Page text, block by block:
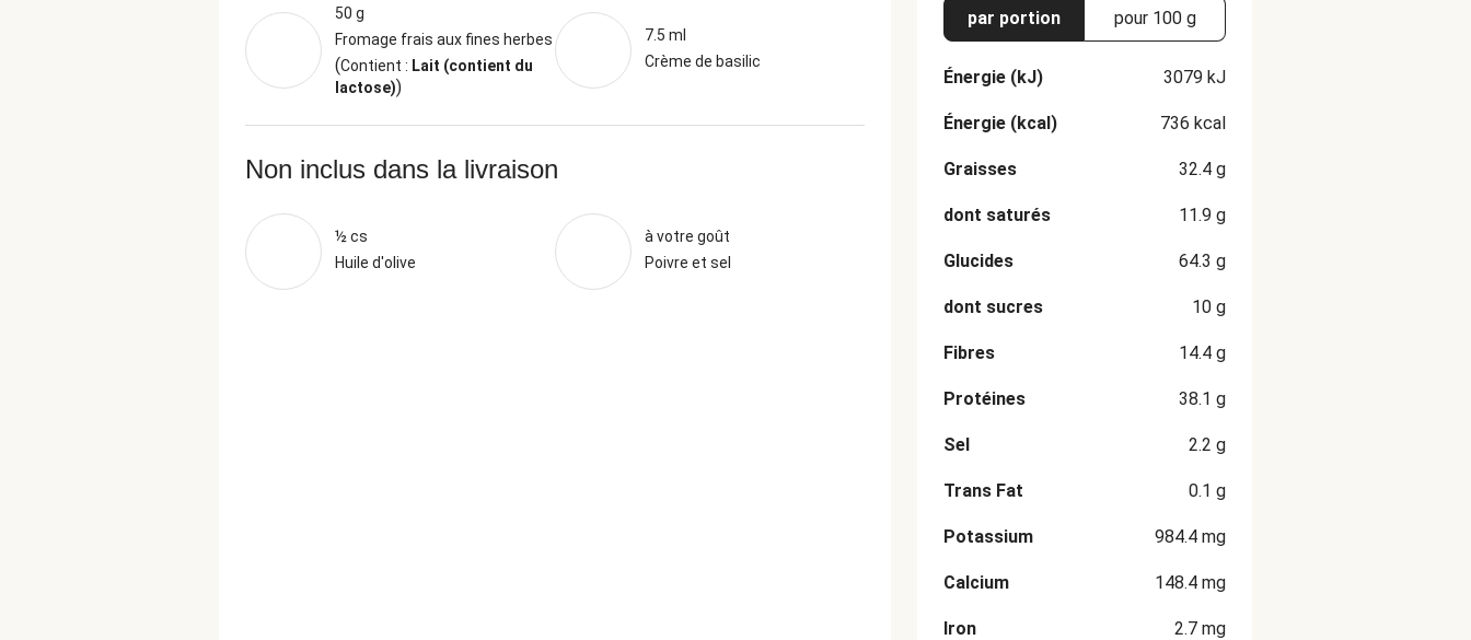
50 g
Fromage frais aux fines herbes
(Contient : Lait (contient du
lactose))
7.5 ml
Crème de basilic
Non inclus dans la livraison
½ cs
Huile d'olive
à votre goût
Poivre et sel
par portion pour 100 g
Énergie (kJ) 3079 kJ
Énergie (kcal) 736 kcal
Graisses 32.4 g
dont saturés 11.9 g
Glucides 64.3 g
dont sucres 10 g
Fibres 14.4 g
Protéines 38.1 g
Sel 2.2 g
Trans Fat 0.1 g
Potassium 984.4 mg
Calcium 148.4 mg
Iron 2.7 mg